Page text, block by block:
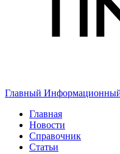
Главный
Главная
Новости
Справочник
Статьи